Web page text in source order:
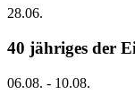
28.06.
40 jähriges der
06.08. - 10.08.